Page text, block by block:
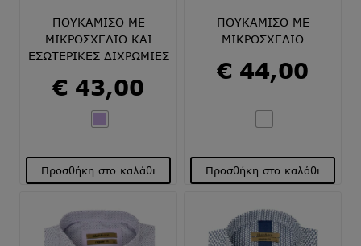
του
προϊόντος
του
προϊόντος
ΠΟΥΚΑΜΙΣΟ ΜΕ
ΜΙΚΡΟΣΧΕΔΙΟ ΚΑΙ
ΕΣΩΤΕΡΙΚΕΣ ΔΙΧΡΩΜΙΕΣ
€ 43,00
Προσθήκη στο καλάθι
το
προϊόν
έχει
ΠΟΥΚΑΜΙΣΟ ΜΕ
ΜΙΚΡΟΣΧΕΔΙΟ
€ 44,00
Προσθήκη στο καλάθι
το
προϊόν
έχει